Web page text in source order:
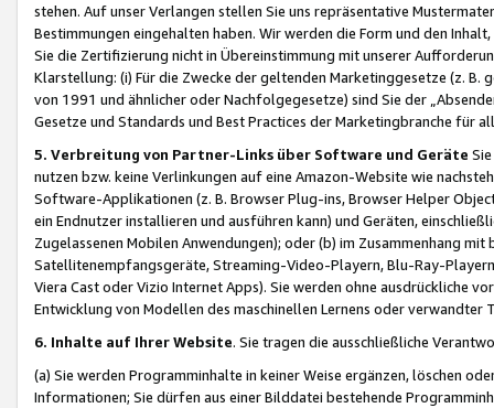
stehen. Auf unser Verlangen stellen Sie uns repräsentative
Bestimmungen eingehalten haben. Wir werden die Form und den
Sie die Zertifizierung nicht in Übereinstimmung mit unserer
Klarstellung: (i) Für die Zwecke der geltenden Marketinggesetze (z. B.
von 1991 und ähnlicher oder Nachfolgegesetze) sind Sie der
Gesetze und Standards und Best Practices der Marketingbranche für
5. Verbreitung von Partner-Links über Software und Geräte
nutzen bzw. keine Verlinkungen auf eine Amazon-Website wie
Software-Applikationen (z. B. Browser Plug-ins, Browser Helper
ein Endnutzer installieren und ausführen kann) und Geräten,
Zugelassenen Mobilen Anwendungen); oder (b) im Zusammenhang
Satellitenempfangsgeräte, Streaming-Video-Playern, Blu-Ray-
Viera Cast oder Vizio Internet Apps). Sie werden ohne ausdrückliche
Entwicklung von Modellen des maschinellen Lernens oder
6. Inhalte auf Ihrer Website. Sie tragen die ausschließliche
(a) Sie werden Programminhalte in keiner Weise ergänzen, löschen
Informationen; Sie dürfen aus einer Bilddatei bestehende